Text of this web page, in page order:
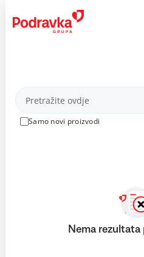
content
Proizvodi
Samo novi proizvodi
Nema